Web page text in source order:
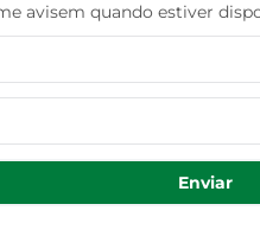
avisem quando estiver
Enviar